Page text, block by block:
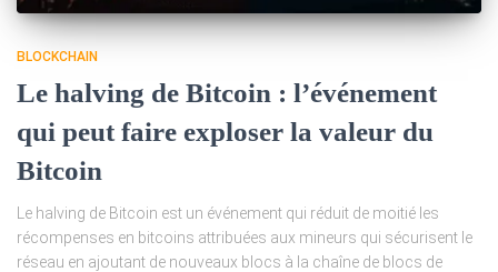
BLOCKCHAIN
Le halving de Bitcoin : l’événement
qui peut faire exploser la valeur du
Bitcoin
Le halving de Bitcoin est un événement qui réduit de moitié les
récompenses en bitcoins attribuées aux mineurs qui sécurisent le
réseau en ajoutant de nouveaux blocs à la chaîne de blocs de